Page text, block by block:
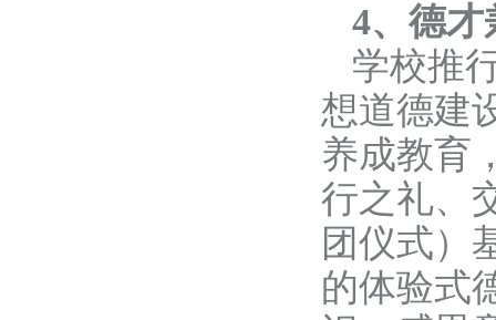
4、德才
学校推
想道德建
养成教育
行之礼、
团仪式）
的体验式